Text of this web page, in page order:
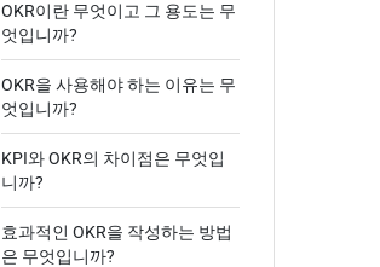
OKR이란 무엇이고 그 용도는 무
엇입니까?
OKR을 사용해야 하는 이유는 무
엇입니까?
KPI와 OKR의 차이점은 무엇입
니까?
효과적인 OKR을 작성하는 방법
은 무엇입니까?